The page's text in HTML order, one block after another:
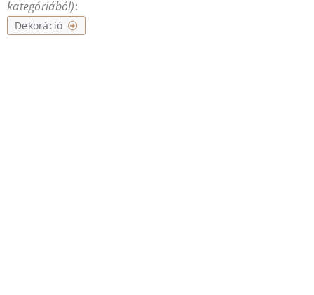
kategóriából):
Dekoráció